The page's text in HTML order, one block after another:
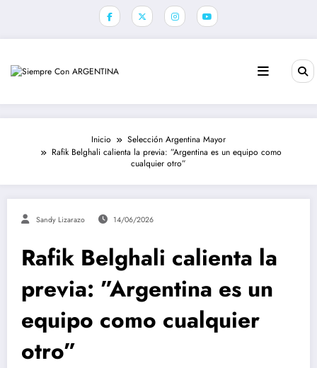
Inicio
Selección Argentina Mayor
Rafik Belghali calienta la previa: ”Argentina es un equipo como
cualquier otro”
Sandy Lizarazo 14/06/2026
Rafik Belghali calienta la
previa: ”Argentina es un
equipo como cualquier
otro”